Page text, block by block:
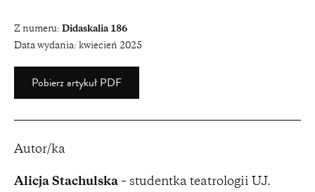
Z numeru: Didaskalia 186
Data wydania: kwiecień 2025
Pobierz artykuł PDF
Autor/ka
Alicja Stachulska – studentka teatrologii UJ.